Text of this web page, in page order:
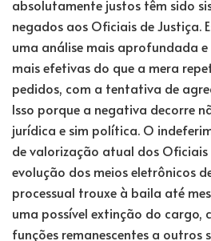
absolutamente justos têm sido
negados aos Oficiais de Justiça.
uma análise mais aprofundada
mais efetivas do que a mera
pedidos, com a tentativa de
Isso porque a negativa decorre
jurídica e sim política. O
de valorização atual dos Oficiais
evolução dos meios eletrônicos
processual trouxe à baila até
uma possível extinção do cargo,
funções remanescentes a outros